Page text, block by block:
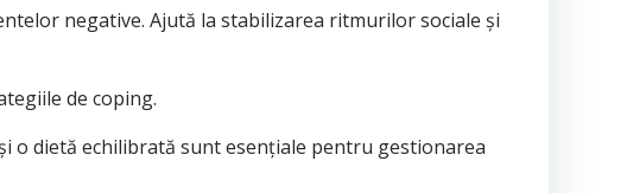
negative. Ajută la stabilizarea ritmurilor sociale și
de coping.
o dietă echilibrată sunt esențiale pentru gestionarea